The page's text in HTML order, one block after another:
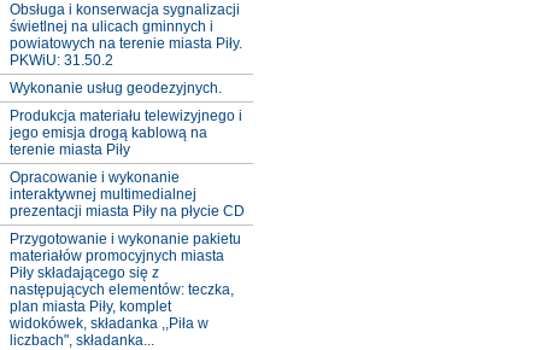
Obsługa i konserwacja sygnalizacji
świetlnej na ulicach gminnych i
powiatowych na terenie miasta Piły.
PKWiU: 31.50.2
Wykonanie usług geodezyjnych.
Produkcja materiału telewizyjnego i
jego emisja drogą kablową na
terenie miasta Piły
Opracowanie i wykonanie
interaktywnej multimedialnej
prezentacji miasta Piły na płycie CD
Przygotowanie i wykonanie pakietu
materiałów promocyjnych miasta
Piły składającego się z
następujących elementów: teczka,
plan miasta Piły, komplet
widokówek, składanka ,,Piła w
liczbach", składanka...